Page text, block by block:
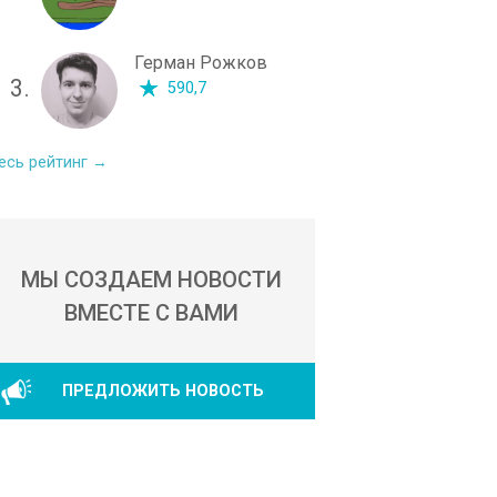
3.
Герман Рожков
590,7
рейтинг →
МЫ СОЗДАЕМ НОВОСТИ
ВМЕСТЕ С ВАМИ
ПРЕДЛОЖИТЬ НОВОСТЬ